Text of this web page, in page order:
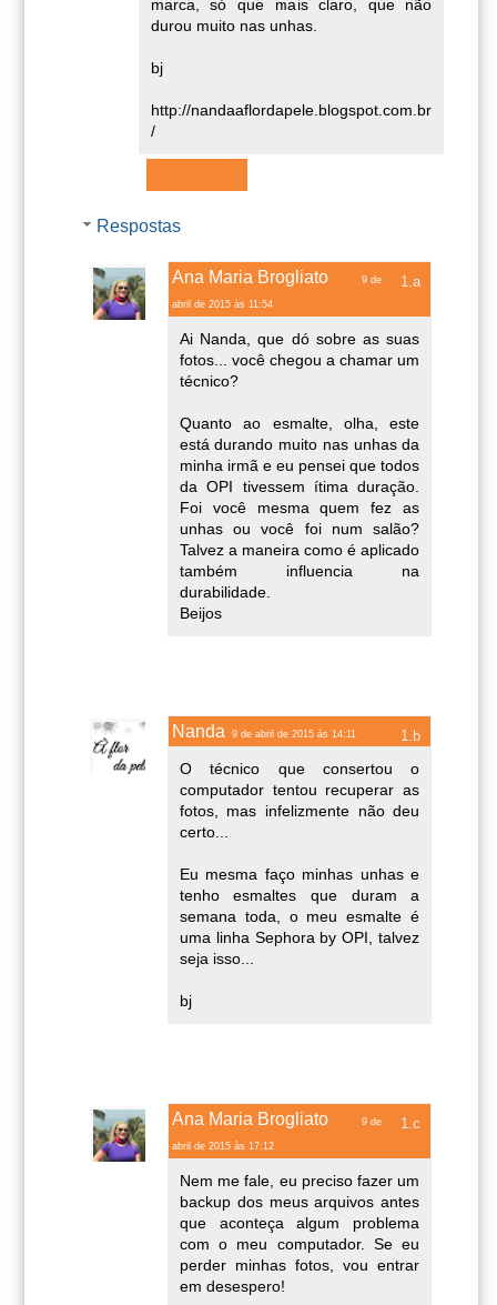
marca, só que mais claro, que não
durou muito nas unhas.
bj
http://nandaaflordapele.blogspot.com.br
/
Respostas
Ana Maria Brogliato 9 de
abril de 2015 às 11:54
Ai Nanda, que dó sobre as suas
fotos... você chegou a chamar um
técnico?
Quanto ao esmalte, olha, este
está durando muito nas unhas da
minha irmã e eu pensei que todos
da OPI tivessem ítima duração.
Foi você mesma quem fez as
unhas ou você foi num salão?
Talvez a maneira como é aplicado
também influencia na
durabilidade.
Beijos
Nanda 9 de abril de 2015 às 14:11
O técnico que consertou o
computador tentou recuperar as
fotos, mas infelizmente não deu
certo...
Eu mesma faço minhas unhas e
tenho esmaltes que duram a
semana toda, o meu esmalte é
uma linha Sephora by OPI, talvez
seja isso...
bj
Ana Maria Brogliato 9 de
abril de 2015 às 17:12
Nem me fale, eu preciso fazer um
backup dos meus arquivos antes
que aconteça algum problema
com o meu computador. Se eu
perder minhas fotos, vou entrar
em desespero!